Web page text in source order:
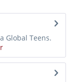
Global Teens.